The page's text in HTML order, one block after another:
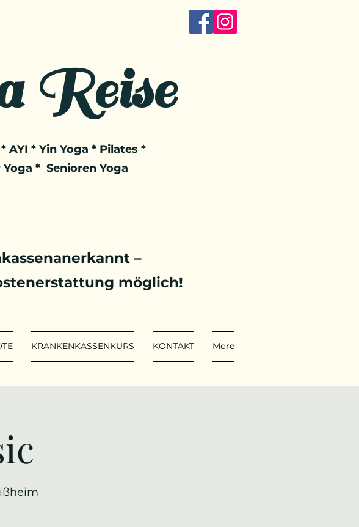
Reise
AYI * Yin Yoga * Pilates *
* Senioren Yoga
–
möglich!
KRANKENKASSENKURS KONTAKT More